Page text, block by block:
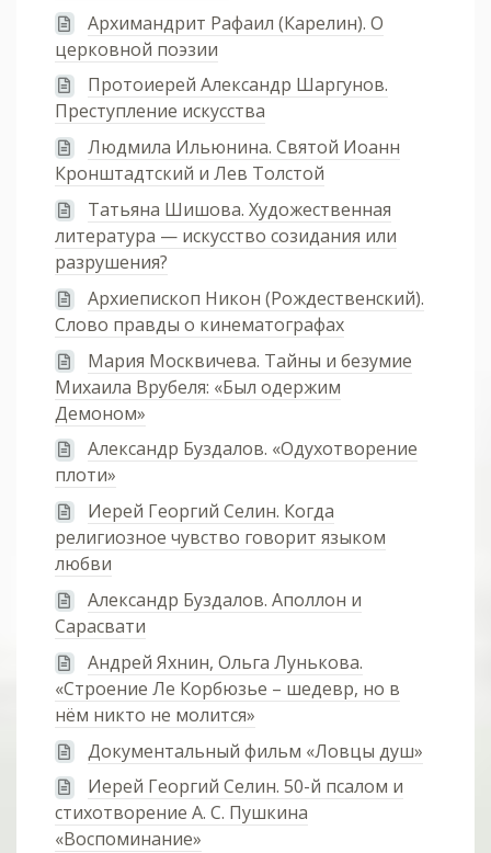
Архимандрит Рафаил (Карелин). О
церковной поэзии
Протоиерей Александр Шаргунов.
Преступление искусства
Людмила Ильюнина. Святой Иоанн
Кронштадтский и Лев Толстой
Татьяна Шишова. Художественная
литература — искусство созидания или
разрушения?
Архиепископ Никон (Рождественский).
Слово правды о кинематографах
Мария Москвичева. Тайны и безумие
Михаила Врубеля: «Был одержим
Демоном»
Александр Буздалов. «Одухотворение
плоти»
Иерей Георгий Селин. Когда
религиозное чувство говорит языком
любви
Александр Буздалов. Аполлон и
Сарасвати
Андрей Яхнин, Ольга Лунькова.
«Строение Ле Корбюзье – шедевр, но в
нём никто не молится»
Документальный фильм «Ловцы душ»
Иерей Георгий Селин. 50-й псалом и
стихотворение А. С. Пушкина
«Воспоминание»